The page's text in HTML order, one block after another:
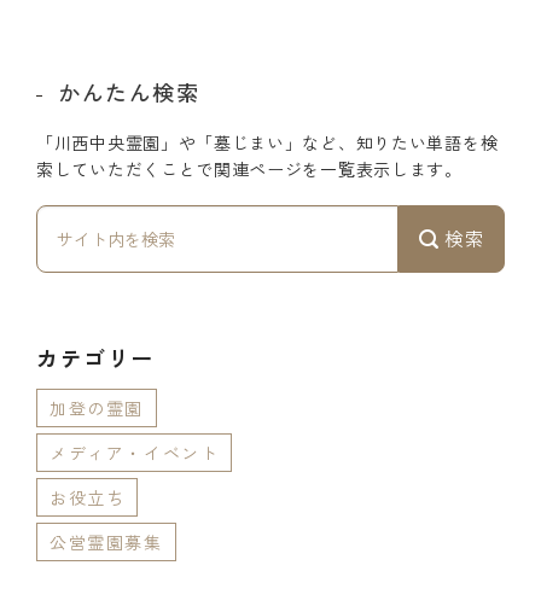
かんたん検索
「川西中央霊園」や「墓じまい」など、知りたい単語を検
索していただくことで関連ページを一覧表示します。
検索
カテゴリー
加登の霊園
メディア・イベント
お役立ち
公営霊園募集